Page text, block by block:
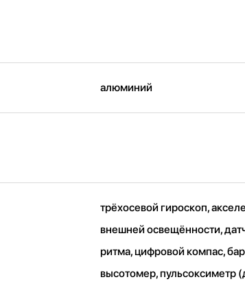
алюминий
трёхосевой гироскоп,
внешней освещённости,
ритма, цифровой компас,
высотомер, пульсоксиметр